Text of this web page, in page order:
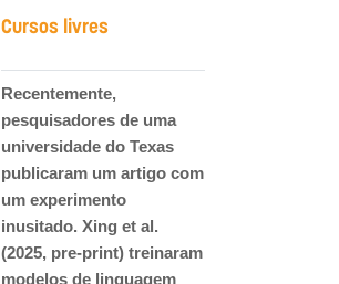
Cursos livres
Recentemente,
pesquisadores de uma
universidade do Texas
publicaram um artigo com
um experimento
inusitado. Xing et al.
(2025, pre-print) treinaram
modelos de linguagem